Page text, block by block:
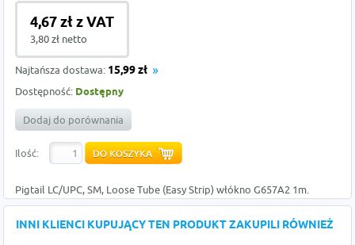
4,67 zł z VAT
3,80 zł netto
Najtańsza dostawa: 15,99 zł
Dostępność: Dostępny
Dodaj do porównania
Ilość:
Pigtail LC/UPC, SM, Loose Tube (Easy Strip) włókno G657A2 1m.
INNI KLIENCI KUPUJĄCY TEN PRODUKT ZAKUPILI RÓWNIEŻ